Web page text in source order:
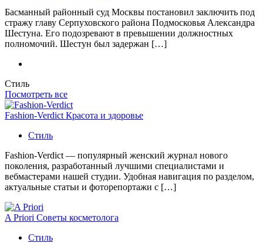
Басманный районный суд Москвы постановил заключить под
стражу главу Серпуховского района Подмосковья Александра
Шестуна. Его подозревают в превышении должностных
полномочий. Шестун был задержан […]
Стиль
Посмотреть все
Fashion-Verdict Красота и здоровье
Стиль
Fashion-Verdict — популярный женский журнал нового
поколения, разработанный лучшими специалистами и
вебмастерами нашей студии. Удобная навигация по разделом,
актуальные статьи и фоторепортажи с […]
A Priori Советы косметолога
Стиль